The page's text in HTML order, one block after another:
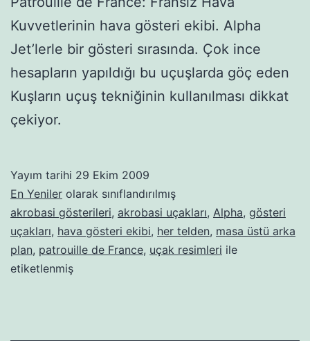
Kuvvetlerinin hava gösteri ekibi. Alpha
Jet’lerle bir gösteri sırasında. Çok ince
hesapların yapıldığı bu uçuşlarda göç eden
Kuşların uçuş tekniğinin kullanılması dikkat
çekiyor.
Yayım tarihi 29 Ekim 2009
En Yeniler olarak sınıflandırılmış
akrobasi gösterileri, akrobasi uçakları, Alpha, gösteri
uçakları, hava gösteri ekibi, her telden, masa üstü arka
plan, patrouille de France, uçak resimleri ile
etiketlenmiş